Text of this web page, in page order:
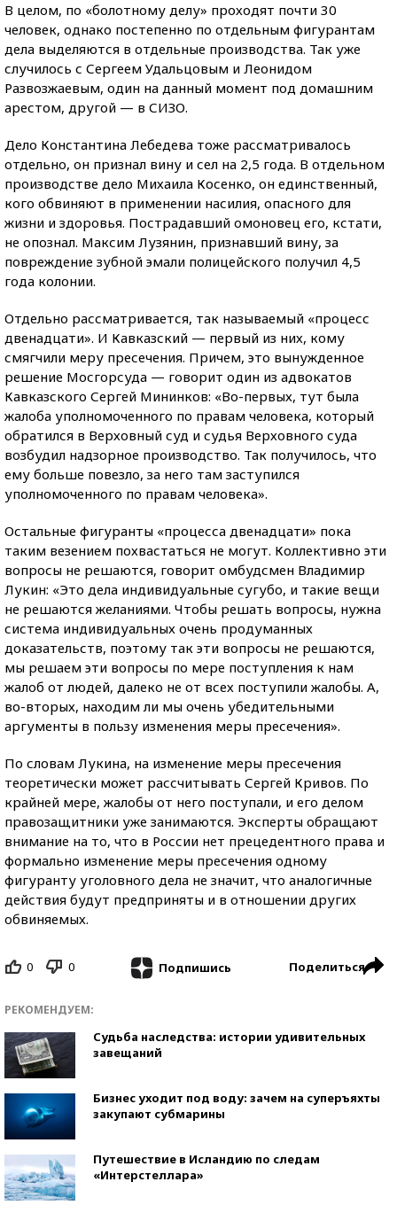
В целом, по «болотному делу» проходят почти 30
человек, однако постепенно по отдельным фигурантам
дела выделяются в отдельные производства. Так уже
случилось с Сергеем Удальцовым и Леонидом
Развозжаевым, один на данный момент под домашним
арестом, другой — в СИЗО.
Дело Константина Лебедева тоже рассматривалось
отдельно, он признал вину и сел на 2,5 года. В отдельном
производстве дело Михаила Косенко, он единственный,
кого обвиняют в применении насилия, опасного для
жизни и здоровья. Пострадавший омоновец его, кстати,
не опознал. Максим Лузянин, признавший вину, за
повреждение зубной эмали полицейского получил 4,5
года колонии.
Отдельно рассматривается, так называемый «процесс
двенадцати». И Кавказский — первый из них, кому
смягчили меру пресечения. Причем, это вынужденное
решение Мосгорсуда — говорит один из адвокатов
Кавказского Сергей Мининков: «Во-первых, тут была
жалоба уполномоченного по правам человека, который
обратился в Верховный суд и судья Верховного суда
возбудил надзорное производство. Так получилось, что
ему больше повезло, за него там заступился
уполномоченного по правам человека».
Остальные фигуранты «процесса двенадцати» пока
таким везением похвастаться не могут. Коллективно эти
вопросы не решаются, говорит омбудсмен Владимир
Лукин: «Это дела индивидуальные сугубо, и такие вещи
не решаются желаниями. Чтобы решать вопросы, нужна
система индивидуальных очень продуманных
доказательств, поэтому так эти вопросы не решаются,
мы решаем эти вопросы по мере поступления к нам
жалоб от людей, далеко не от всех поступили жалобы. А,
во-вторых, находим ли мы очень убедительными
аргументы в пользу изменения меры пресечения».
По словам Лукина, на изменение меры пресечения
теоретически может рассчитывать Сергей Кривов. По
крайней мере, жалобы от него поступали, и его делом
правозащитники уже занимаются. Эксперты обращают
внимание на то, что в России нет прецедентного права и
формально изменение меры пресечения одному
фигуранту уголовного дела не значит, что аналогичные
действия будут предприняты и в отношении других
обвиняемых.
0 0 Подпишись Поделиться
РЕКОМЕНДУЕМ:
Судьба наследства: истории удивительных
завещаний
Бизнес уходит под воду: зачем на суперъяхты
закупают субмарины
Путешествие в Исландию по следам
«Интерстеллара»